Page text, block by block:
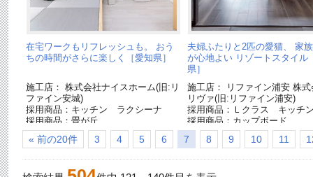
在宅ワークもリフレッシュも。 おう
ちの時間がさらに楽しく［愛知県］
施工店： 株式会社ナイスホーム(旧:リ
ファイン安城)
採用商品：キッチン ラクシーナ
採用商品：畳が丘
採用商品：照明器具
採用商品：床材 ベリティスフロアー
夫婦ふたりと2匹の愛猫、 家
が心地よい リゾートスタイル
県］
施工店： リファイン浦安 株式
リヴァ(旧:リファイン浦安)
採用商品：Ｌクラス キッチ
採用商品：カップボード
採用商品：壁面収納 キュビ
採用商品：フローリング：ア
« 前の20件 3 4 5 6 7 8 9 10 11